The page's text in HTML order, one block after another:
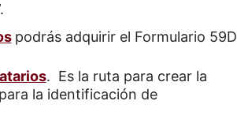
podrás adquirir el Formulario 59D
. Es la ruta para crear la
la identificación de